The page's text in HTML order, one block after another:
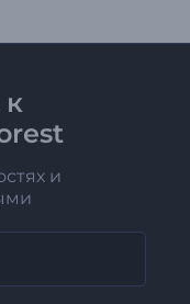
к
и